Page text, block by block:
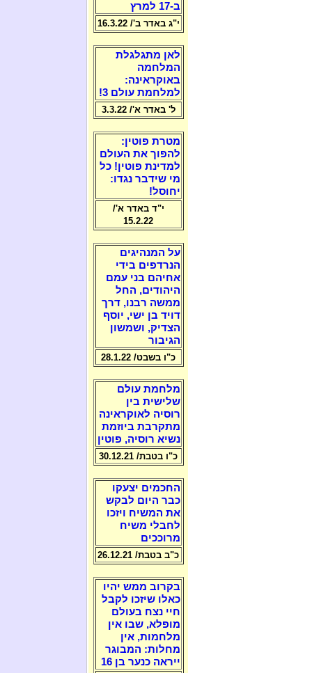
ב-17 למרץ
י"ג באדר ב'/ 16.3.22
לאן מתגלגלת
המלחמה
באוקראינה:
למלחמת עולם 3!
ל' באדר א'/ 3.3.22
מטרת פוטין:
להפוך את העולם
למדינת פוטין! כל
מי שידבר נגדו:
יחוסל!
י"ד באדר א'/
15.2.22
על המנהיגים
הנרדפים בידי
אחיהם בני עמם
היהודים, החל
ממשה רבנו, דרך
דויד בן ישי, יוסף
הצדיק, ושמשון
הגיבור
כ"ו בשבט/ 28.1.22
מלחמת עולם
שלישית בין
רוסיה לאוקראינה
מתקרבת ביוזמת
נשיא רוסיה, פוטין
כ"ו בטבת/ 30.12.21
החכמים יצעקו
כבר היום לבקש
את המשיח ויזכו
לחבלי משיח
מרוככים
כ"ב בטבת/ 26.12.21
בקרוב ממש יהיו
כאלו שיזכו לקבל
חיי נצח בעולם
מופלא, שבו אין
מלחמות, אין
מחלות: המבוגר
ייראה כנער בן 16